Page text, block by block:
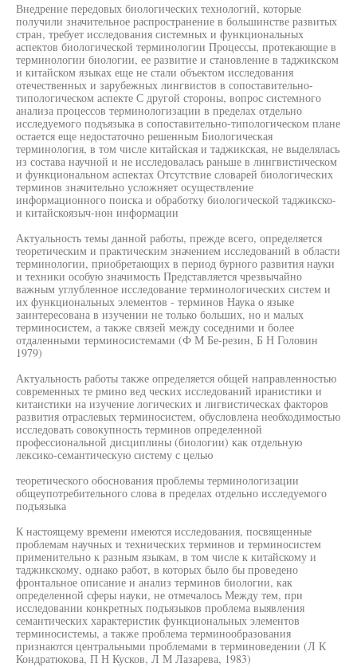
Внедрение передовых биологических технологий, которые
получили значительное распространение в большинстве развитых
стран, требует исследования системных и функциональных
аспектов биологической терминологии Процессы, протекающие в
терминологии биологии, ее развитие и становление в таджикском
и китайском языках еще не стали объектом исследования
отечественных и зарубежных лингвистов в сопоставительно-
типологическом аспекте С другой стороны, вопрос системного
анализа процессов терминологизации в пределах отдельно
исследуемого подъязыка в сопоставительно-типологическом плане
остается еще недостаточно решенным Биологическая
терминология, в том числе китайская и таджикская, не выделялась
из состава научной и не исследовалась раньше в лингвистическом
и функциональном аспектах Отсутствие словарей биологических
терминов значительно усложняет осуществление
информационного поиска и обработку биологической таджикско-
и китайскоязыч-нон информации
Актуальность темы данной работы, прежде всего, определяется
теоретическим и практическим значением исследований в области
терминологии, приобретающих в период бурного развития науки
и техники особую значимость Представляется чрезвычайно
важным углубленное исследование терминологических систем и
их функциональных элементов - терминов Наука о языке
заинтересована в изучении не только больших, но и малых
терминосистем, а также связей между соседними и более
отдаленными терминосистемами (Ф М Бе-резин, Б Н Головин
1979)
Актуальность работы также определяется общей направленностью
современных те рмино вед ческих исследований иранистики и
китаистики на изучение логических и лигвистическах факторов
развития отраслевых терминосистем, обусловлена необходимостью
исследовать совокупность терминов определенной
профессиональной дисциплины (биологии) как отдельную
лексико-семантическую систему с целью
теоретического обоснования проблемы терминологизации
общеупотребительного слова в пределах отдельно исследуемого
подъязыка
К настоящему времени имеются исследования, посвященные
проблемам научных и технических терминов и терминосистем
применительно к разным языкам, в том числе к китайскому и
таджикскому, однако работ, в которых было бы проведено
фронтальное описание и анализ терминов биологии, как
определенной сферы науки, не отмечалось Между тем, при
исследовании конкретных подъязыков проблема выявления
семантических характеристик функциональных элементов
терминосистемы, а также проблема терминообразования
признаются центральными проблемами в терминоведении (Л К
Кондратюкова, П Н Кусков, Л М Лазарева, 1983)